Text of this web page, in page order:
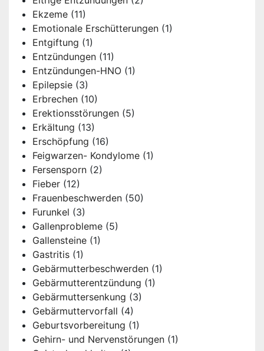
Ekzeme (11)
Emotionale Erschütterungen (1)
Entgiftung (1)
Entzündungen (11)
Entzündungen-HNO (1)
Epilepsie (3)
Erbrechen (10)
Erektionsstörungen (5)
Erkältung (13)
Erschöpfung (16)
Feigwarzen- Kondylome (1)
Fersensporn (2)
Fieber (12)
Frauenbeschwerden (50)
Furunkel (3)
Gallenprobleme (5)
Gallensteine (1)
Gastritis (1)
Gebärmutterbeschwerden (1)
Gebärmutterentzündung (1)
Gebärmuttersenkung (3)
Gebärmuttervorfall (4)
Geburtsvorbereitung (1)
Gehirn- und Nervenstörungen (1)